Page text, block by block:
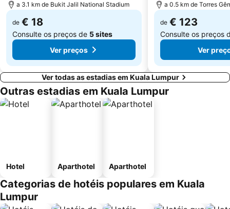
a 3.1 km de Bukit Jalil National Stadium
de € 18
Consulte os preços de 5 sites
Ver preços
a 0.5 km de Torres
de € 123
Consulte os preços
Ver
Ver todas as estadias em Kuala Lumpur
Outras estadias em Kuala Lumpur
Hotel Aparthotel Aparthotel
Categorias de hotéis populares em Kuala
Lumpur